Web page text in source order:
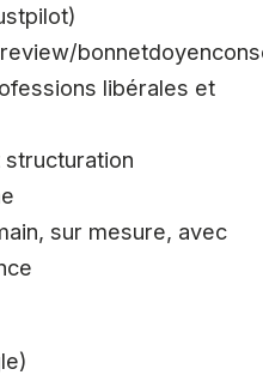
libérales et
sur mesure, avec